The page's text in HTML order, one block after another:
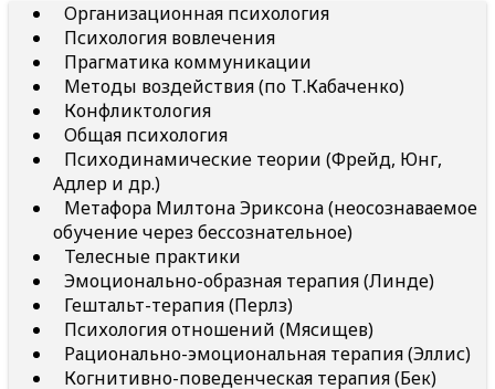
Организационная психология
Психология вовлечения
Прагматика коммуникации
Методы воздействия (по Т.Кабаченко)
Конфликтология
Общая психология
Психодинамические теории (Фрейд, Юнг,
Адлер и др.)
Метафора Милтона Эриксона (неосознаваемое
обучение через бессознательное)
Телесные практики
Эмоционально-образная терапия (Линде)
Гештальт-терапия (Перлз)
Психология отношений (Мясищев)
Рационально-эмоциональная терапия (Эллис)
Когнитивно-поведенческая терапия (Бек)